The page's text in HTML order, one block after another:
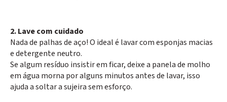
2. Lave com cuidado
Nada de palhas de aço! O ideal é lavar com esponjas macias
e detergente neutro.
Se algum resíduo insistir em ficar, deixe a panela de molho
em água morna por alguns minutos antes de lavar, isso
ajuda a soltar a sujeira sem esforço.